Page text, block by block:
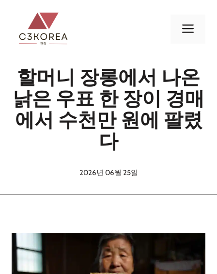
메
할머니 장롱에서 나온
낡은 우표 한 장이 경매
에서 수천만 원에 팔렸
다
2026년 06월 25일